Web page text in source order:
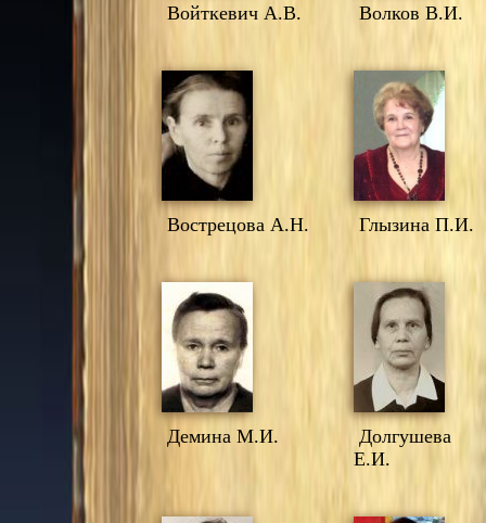
Войткевич А.В. Волков В.И.
Вострецова А.Н. Глызина П.И.
Демина М.И.
Долгушева
Е.И.